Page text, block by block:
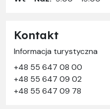
Kontakt
Informacja turystyczna
+48 55 647 08 00
+48 55 647 09 02
+48 55 647 09 78